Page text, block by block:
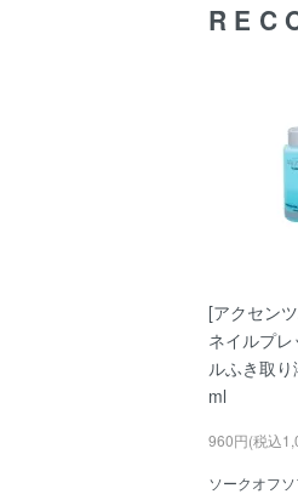
[アクセン
ネイルプレ
ルふき取
ml
960円(税込
ソークオフ